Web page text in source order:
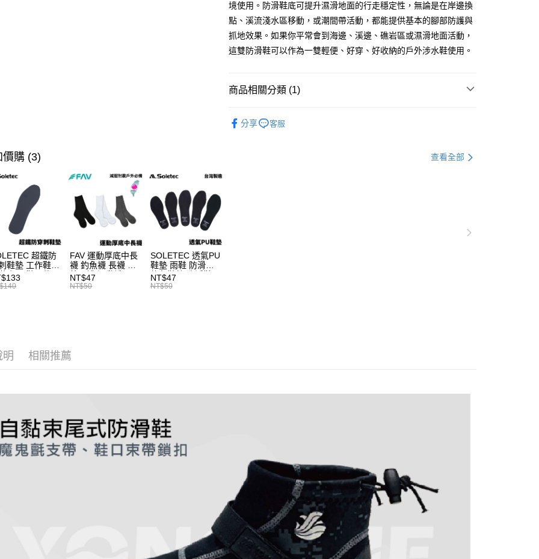
【繳款方式說明】
1.分期款項不併入電信帳單，「大哥付你分期」於每月結算日後寄送繳費提
2.透過簡訊連結打開帳單後，可選擇「超商條碼／台灣大直營門市／銀行轉
帳／街口支付／iPASS MONEY」等通路繳費。
用戶於交易時，得透過本服務購買商品或服務，並由商店將買賣／分期付
資料（包含姓名、電話或地址）提供予台灣大哥大進項蒐集、處理及利
【「AFTEE先享後付」結帳流程】
１．於結帳方式選擇「AFTEE先享後付」後，將跳轉至「AFTEE先享後
付」結帳頁面，進行簡訊認證並確認金額後，即可完成結帳。
２．訂單成立數日內，您將收到繳費通知簡訊。
※ 請注意：結帳手續完成當下不需立刻繳費，但若您需要取消訂單，請聯
絡購買商品的店家。未經商家同意取消之訂單仍視為有效，需透過AFTEE
※ 交易是否成功請以「AFTEE先享後付 」之結帳頁面顯示為準，若有關於
是否繳費成功／繳費後需取消欲退款等相關疑問，請聯繫「AFTEE先享後
全家取貨付款
每筆NT$60，滿NT$1,200(含以上)免運費
每筆NT$60，滿NT$1,200(含以上)免運費
每筆NT$60，滿NT$1,200(含以上)免運費
境使用。防滑鞋底可提升濕滑地面的行走穩定性，無論是在岸邊換
點、溪流淺水區移動，或潮間帶活動，都能提供基本的腳部防護與
抓地效果。如果你平常會到海邊、溪邊、礁岩區或濕滑地面活動，
這雙防滑鞋可以作為一雙輕便、好穿、好收納的戶外涉水鞋使用。
商品相關分類 (1)
分享
客服
價購 (3) 查看全部
超鐵防
鞋墊 工作鞋
鋼頭鞋配件
FAV 運動厚底中長
襪 釣魚襪 長襪 戶
外長襪 運動襪
C668
NT$47
NT$50
SOLETEC 透氣PU
鞋墊 雨鞋 防滑鞋
釣魚鞋墊 溯溪鞋
C693
NT$47
NT$50
明 相關推薦